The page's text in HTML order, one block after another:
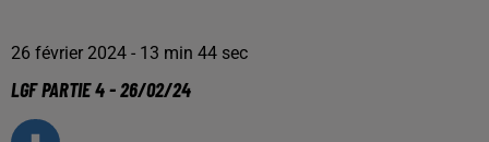
26 février 2024 - 13 min 44 sec
LGF PARTIE 4 - 26/02/24